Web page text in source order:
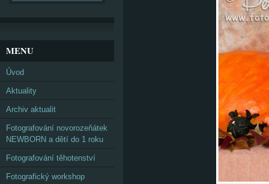
MENU
Úvod
Aktuality
Archiv aktualit
Fotografování novorozeňátek
NEWBORN a dětí do 1 roku
Fotografování těhotenství
Fotografický workshop